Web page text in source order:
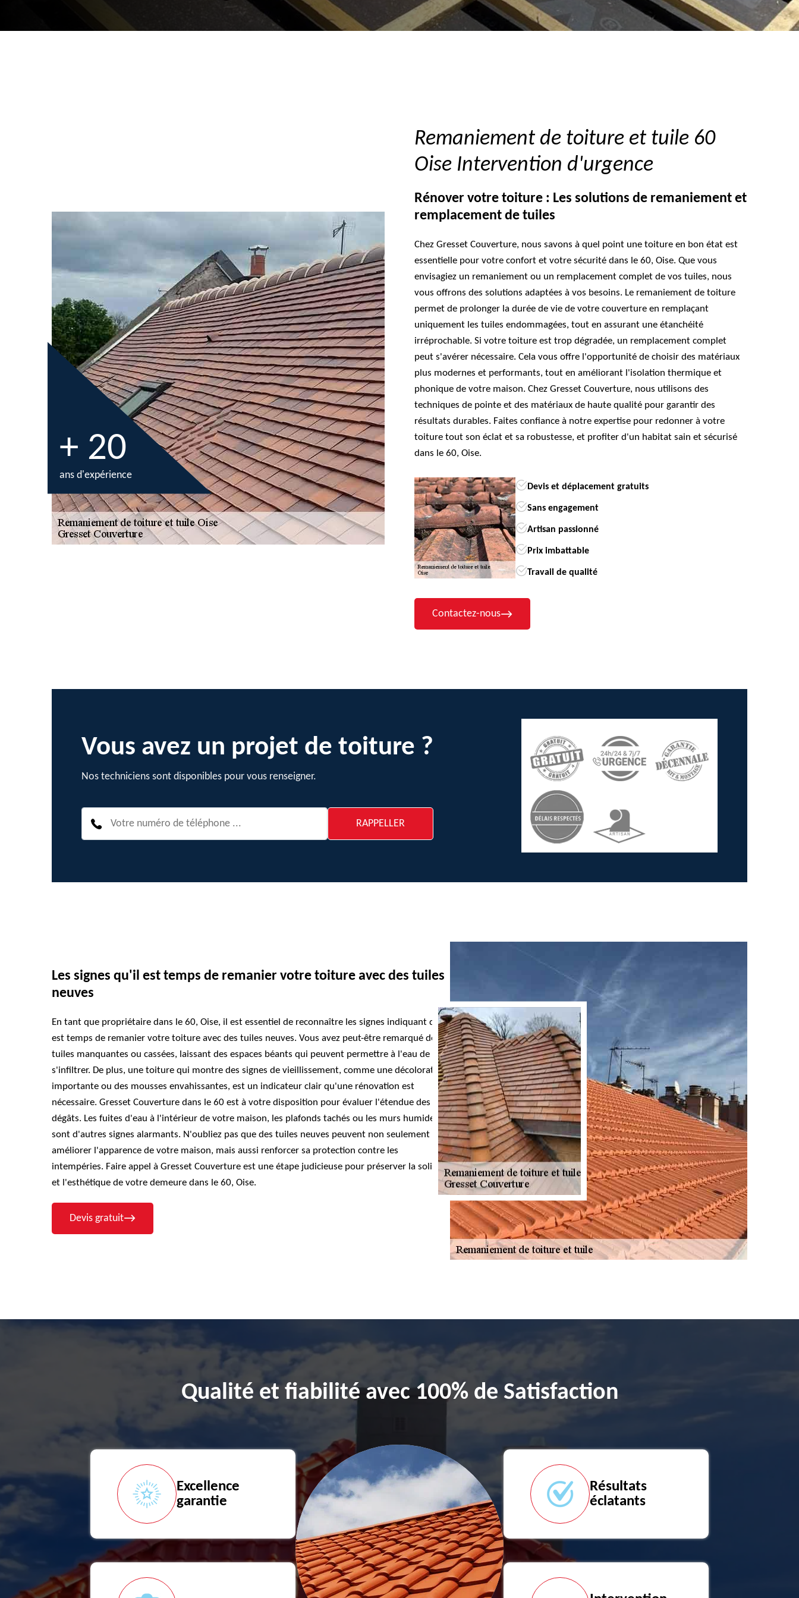
+ 20
ans d'expérience
Remaniement de toiture et tuile 60
Oise Intervention d'urgence
Rénover votre toiture : Les solutions de remaniement et
remplacement de tuiles
Chez Gresset Couverture, nous savons à quel point une toiture en bon état est
essentielle pour votre confort et votre sécurité dans le 60, Oise. Que vous
envisagiez un remaniement ou un remplacement complet de vos tuiles, nous
vous offrons des solutions adaptées à vos besoins. Le remaniement de toiture
permet de prolonger la durée de vie de votre couverture en remplaçant
uniquement les tuiles endommagées, tout en assurant une étanchéité
irréprochable. Si votre toiture est trop dégradée, un remplacement complet
peut s'avérer nécessaire. Cela vous offre l'opportunité de choisir des matériaux
plus modernes et performants, tout en améliorant l'isolation thermique et
phonique de votre maison. Chez Gresset Couverture, nous utilisons des
techniques de pointe et des matériaux de haute qualité pour garantir des
résultats durables. Faites confiance à notre expertise pour redonner à votre
toiture tout son éclat et sa robustesse, et profiter d'un habitat sain et sécurisé
dans le 60, Oise.
Devis et déplacement gratuits
Sans engagement
Artisan passionné
Prix imbattable
Travail de qualité
Contactez-nous
Vous avez un projet de toiture ?
Nos techniciens sont disponibles pour vous renseigner.
Les signes qu'il est temps de remanier votre toiture avec des tuiles
neuves
En tant que propriétaire dans le 60, Oise, il est essentiel de reconnaître les signes indiquant qu'il
est temps de remanier votre toiture avec des tuiles neuves. Vous avez peut-être remarqué des
tuiles manquantes ou cassées, laissant des espaces béants qui peuvent permettre à l'eau de
s'infiltrer. De plus, une toiture qui montre des signes de vieillissement, comme une décoloration
importante ou des mousses envahissantes, est un indicateur clair qu'une rénovation est
nécessaire. Gresset Couverture dans le 60 est à votre disposition pour évaluer l'étendue des
dégâts. Les fuites d'eau à l'intérieur de votre maison, les plafonds tachés ou les murs humides
sont d'autres signes alarmants. N'oubliez pas que des tuiles neuves peuvent non seulement
améliorer l'apparence de votre maison, mais aussi renforcer sa protection contre les
intempéries. Faire appel à Gresset Couverture est une étape judicieuse pour préserver la solidité
et l'esthétique de votre demeure dans le 60, Oise.
Devis gratuit
Qualité et fiabilité avec 100% de Satisfaction
Excellence
garantie
Résultats
éclatants